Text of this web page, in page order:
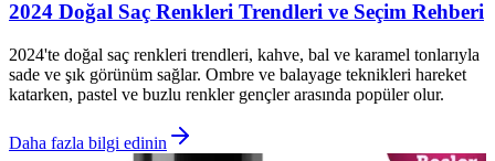
2024 Doğal Saç Renkleri Trendleri ve Seçim Rehberi
2024'te doğal saç renkleri trendleri, kahve, bal ve karamel tonlarıyla
sade ve şık görünüm sağlar. Ombre ve balayage teknikleri hareket
katarken, pastel ve buzlu renkler gençler arasında popüler olur.
Daha fazla bilgi edinin